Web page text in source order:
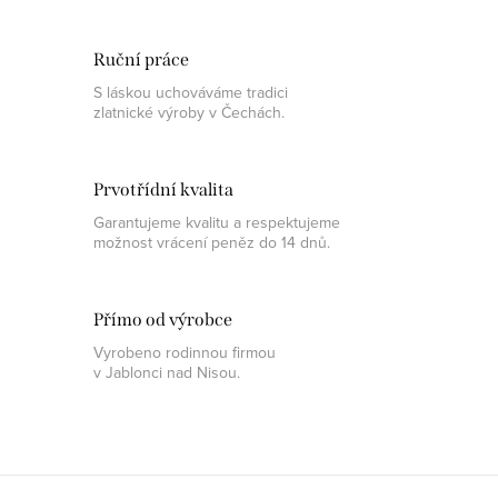
Ruční práce
S láskou uchováváme tradici
zlatnické výroby v Čechách.
Prvotřídní kvalita
Garantujeme kvalitu a respektujeme
možnost vrácení peněz do 14 dnů.
Přímo od výrobce
Vyrobeno rodinnou firmou
v Jablonci nad Nisou.